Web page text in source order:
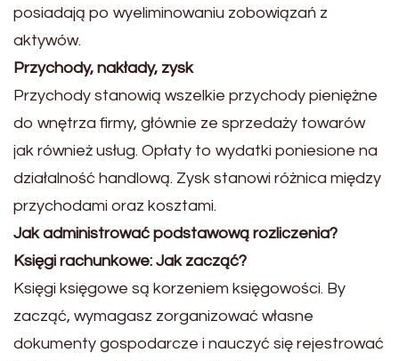
posiadają po wyeliminowaniu zobowiązań z
aktywów.
Przychody, nakłady, zysk
Przychody stanowią wszelkie przychody pieniężne
do wnętrza firmy, głównie ze sprzedaży towarów
jak również usług. Opłaty to wydatki poniesione na
działalność handlową. Zysk stanowi różnica między
przychodami oraz kosztami.
Jak administrować podstawową rozliczenia?
Księgi rachunkowe: Jak zacząć?
Księgi księgowe są korzeniem księgowości. By
zacząć, wymagasz zorganizować własne
dokumenty gospodarcze i nauczyć się rejestrować